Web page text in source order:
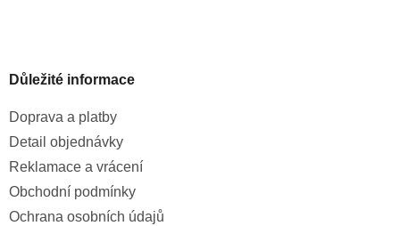
Důležité informace
Doprava a platby
Detail objednávky
Reklamace a vrácení
Obchodní podmínky
Ochrana osobních údajů